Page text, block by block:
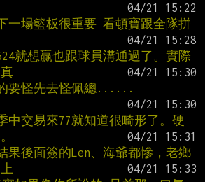
一場籃板很重要 看頓寶跟全隊拼
就想贏也跟球員溝通過了。實際
要怪先去怪佩總......
中交易來77就知道很畸形了。硬
果後面簽的Len、海爺都慘，老鄉